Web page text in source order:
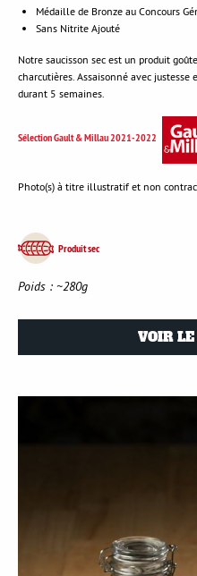
Médaille de Bronze au Concours
Sans Nitrite Ajouté
Notre saucisson sec est un produit
charcutières. Assaisonné avec
durant 5 semaines.
Sélection Gault & Millau 2021-2022
Photo(s) à titre illustratif et non
Produit sec
Poids : ~280g
VOIR